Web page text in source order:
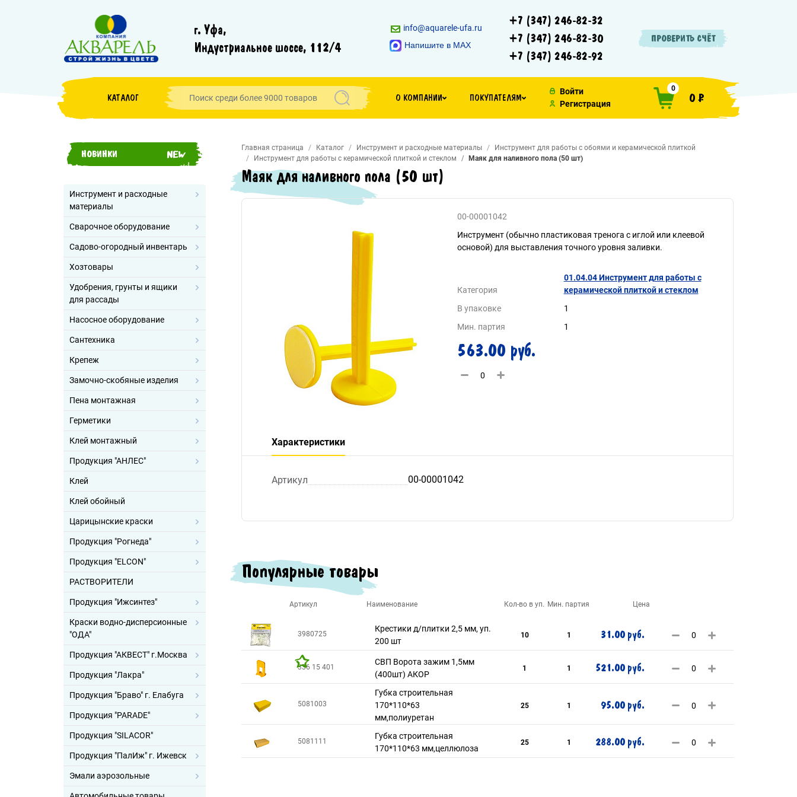
г. Уфа,
Индустриальное шоссе, 112/4
info@aquarele-ufa.ru
Напишите в MAX
+7 (347) 246-82-32
+7 (347) 246-82-30
+7 (347) 246-82-92
ПРОВЕРИТЬ СЧЁТ
КАТАЛОГ О КОМПАНИИ ПОКУПАТЕЛЯМ
Войти
Регистрация
0
0 ₽
НОВИНКИ
Инструмент и расходные
материалы
Сварочное оборудование
Садово-огородный инвентарь
Хозтовары
Удобрения, грунты и ящики
для рассады
Насосное оборудование
Сантехника
Крепеж
Замочно-скобяные изделия
Пена монтажная
Герметики
Клей монтажный
Продукция "АНЛЕС"
Клей
Клей обойный
Царицынские краски
Продукция "Рогнеда"
Продукция "ELCON"
РАСТВОРИТЕЛИ
Продукция "Ижсинтез"
Краски водно-дисперсионные
"ОДА"
Продукция "АКВЕСТ" г.Москва
Продукция "Лакра"
Продукция "Браво" г. Елабуга
Продукция "PARADE"
Продукция "SILACOR"
Продукция "ПалИж" г. Ижевск
Эмали аэрозольные
Главная страница Каталог Инструмент и расходные материалы
Инструмент для работы с обоями и керамической плиткой
Инструмент для работы с керамической плиткой и стеклом
Маяк для наливного пола (50 шт)
Маяк для наливного пола (50 шт)
00-00001042
Инструмент (обычно пластиковая тренога с иглой или клеевой
основой) для выставления точного уровня заливки.
Категория
01.04.04 Инструмент для работы с
керамической плиткой и стеклом
В упаковке
1
Мин. партия
1
563.00 руб.
Характеристики
Артикул 00-00001042
Популярные товары
Артикул Наименование Кол-во в уп. Мин. партия Цена
3980725
Крестики д/плитки 2,5 мм, уп.
200 шт
10 1 31.00 руб.
336 15 401
СВП Ворота зажим 1,5мм
(400шт) АКОР
1 1 521.00 руб.
5081003
Губка строительная
170*110*63
мм,полиуретан
25 1 95.00 руб.
5081111
Губка строительная
170*110*63 мм,целлюлоза
25 1 288.00 руб.